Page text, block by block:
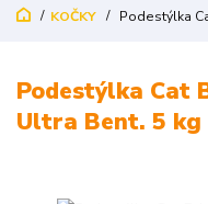
KOČKY Podestýlka
Podestýlka Cat
Ultra Bent. 5 kg